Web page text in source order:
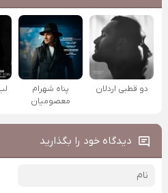
دو قطبی اردلان
پناه شهرام
معصومیان
دیدگاه خود را بگذارید